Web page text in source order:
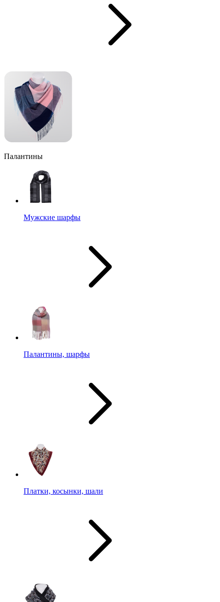
Палантины
Мужские шарфы
Палантины, шарфы
Платки, косынки, шали